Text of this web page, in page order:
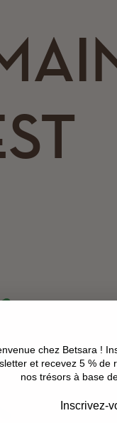
chez Betsara !
et recevez 5 % de
nos trésors à base
Inscrivez-